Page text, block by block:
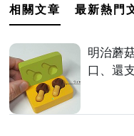
相關文章 最新熱門
明治蘑
口、還